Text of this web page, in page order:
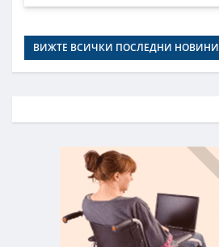
ВИЖТЕ ВСИЧКИ ПОСЛЕДНИ НОВИНИ